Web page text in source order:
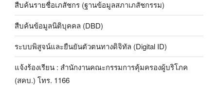
สืบค้นรายชื่อเภสัชกร (ฐานข้อมูลสภาเภสัชกรรม)
สืบค้นข้อมูลนิติบุคคล (DBD)
ระบบพิสูจน์และยืนยันตัวตนทางดิจิทัล (Digital ID)
แจ้งร้องเรียน : สำนักงานคณะกรรมการคุ้มครองผู้บริโภค
(สคบ.) โทร. 1166